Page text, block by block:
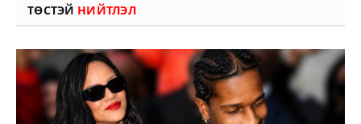
ТӨСТЭЙ НИЙТЛЭЛ